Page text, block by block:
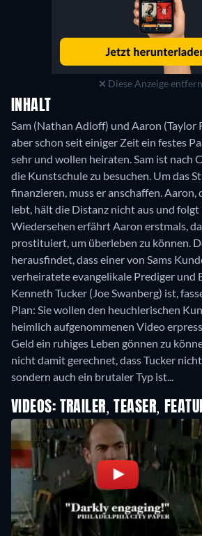
Diese Anzeige
INHALT
Sam (Nathan Adloff) und Aaron (Taylor
aber schon seit einiger Zeit ein festes
sehr und wollen heiraten. Sam ist nach
die Kunstschule zu besuchen. Um das
finanzieren, muss er anschaffen.
lebt, hält die Distanz nicht aus und folgt
Wiedersehen erfährt Aaron erstmals,
prostituiert, um überleben zu können.
herausfindet, dass einer von Sams
verheiratete evangelikale Prediger und
Kenneth Tucker (Joe Swanberg) ist,
Plan: Sie wollen den heuchlerischen
heimlich aufgenommenen Video
Geld ein ruhiges Leben gönnen zu
nicht damit gerechnet, dass Tucker
sondern auch ein brutaler Typ ist...
VIDEOS: TRAILER, TEASER,